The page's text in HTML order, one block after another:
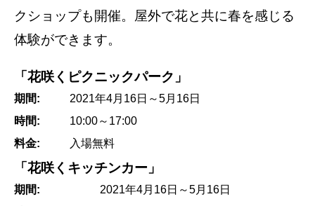
クショップも開催。屋外で花と共に春を感じる
体験ができます。
「花咲くピクニックパーク」
期間:
2021年4月16日～5月16日
時間:
10:00～17:00
料金:
入場無料
「花咲くキッチンカー」
期間:
2021年4月16日～5月16日